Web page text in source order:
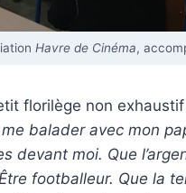
Havre de Cinéma,
florilège non
balader avec mon
devant moi. Que
footballeur. Que la